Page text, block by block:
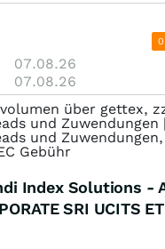
07.08.26
07.08.26
über gettex,
und
und
Gebühr
Index Solutions -
SRI UCITS